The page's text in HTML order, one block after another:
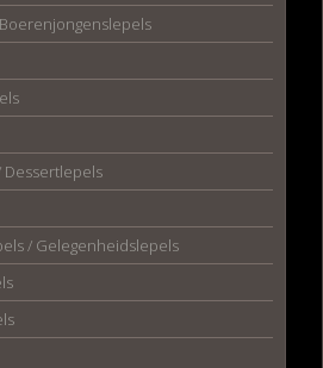
/ Gelegenheidslepels